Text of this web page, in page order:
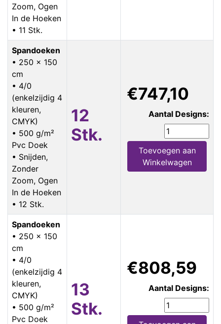
Zoom, Ogen
In de Hoeken
• 11 Stk.
Spandoeken
• 250 x 150
cm
• 4/0
(enkelzijdig 4
kleuren,
CMYK)
• 500 g/m²
Pvc Doek
• Snijden,
Zonder
Zoom, Ogen
In de Hoeken
• 12 Stk.
12
Stk.
€747,10
Aantal Designs:
Toevoegen aan
Winkelwagen
Spandoeken
• 250 x 150
cm
• 4/0
(enkelzijdig 4
kleuren,
CMYK)
• 500 g/m²
Pvc Doek
13
Stk.
€808,59
Aantal Designs: